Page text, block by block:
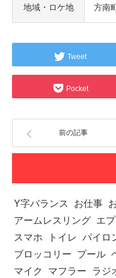
地域・ロケ地 方南
Tweet
Pocket
前の記事
Y字バランス お仕事
アームレスリング エ
スマホ
トイレ パイロ
ブロッコリー
プール
マイク
マフラー ラジ